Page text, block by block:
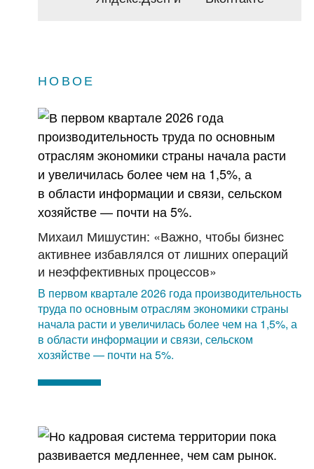
НОВОЕ
Михаил Мишустин: «Важно, чтобы бизнес
активнее избавлялся от лишних операций
и неэффективных процессов»
В первом квартале 2026 года производительность
труда по основным отраслям экономики страны
начала расти и увеличилась более чем на 1,5%, а
в области информации и связи, сельском
хозяйстве — почти на 5%.